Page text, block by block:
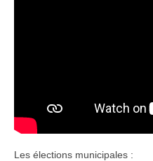
Les élections municipales :